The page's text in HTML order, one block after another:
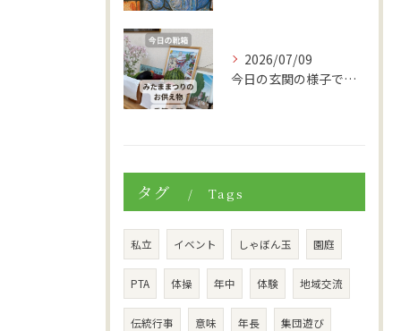
2026/07/09
今日の玄関の様子です。
タグ Tags
私立 イベント しゃぼん玉 園庭
PTA 体操 年中 体験 地域交流
伝統行事 意味 年長 集団遊び